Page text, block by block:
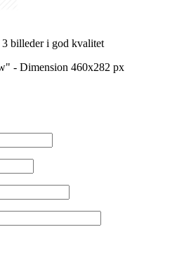
billeder i god kvalitet
- Dimension 460x282 px